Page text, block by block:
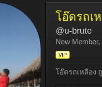
โอ๊ดรถเ
@u-brute
New Member,
VIP
โอ๊ดรถเหลือง